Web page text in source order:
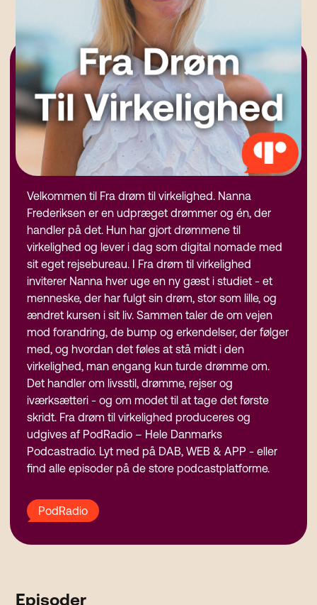
Velkommen til Fra drøm til virkelighed. Nanna
Frederiksen er en udpræget drømmer og én, der
handler på det. Hun har gjort drømmene til
virkelighed og lever i dag som digital nomade med
sit eget rejsebureau. I Fra drøm til virkelighed
inviterer Nanna hver uge en ny gæst i studiet - et
menneske, der har fulgt sin drøm, stor som lille, og
ændret kursen i sit liv. Sammen taler de om vejen
mod forandring, de bump og erkendelser, der følger
med, og hvordan det føles at stå midt i den
virkelighed, man engang kun turde drømme om.
Det handler om livsstil, drømme, rejser og
iværksætteri - og om modet til at tage det første
skridt. Fra drøm til virkelighed produceres og
udgives af PodRadio – Hele Danmarks
Podcastradio. Lyt med på DAB, WEB & APP - eller
find alle episoder på de store podcastplatforme.
PodRadio
Episoder